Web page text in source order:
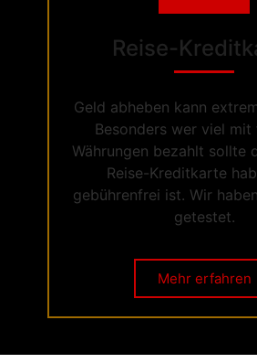
Reise-
Geld abheben kann
Besonders wer viel mit
Währungen bezahlt sollte
Reise-Kreditkarte
gebührenfrei ist. Wir
getestet.
Mehr erfahren